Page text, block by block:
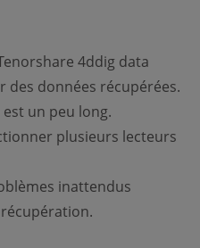
4ddig data
données récupérées.
est un peu long.
plusieurs lecteurs
inattendus